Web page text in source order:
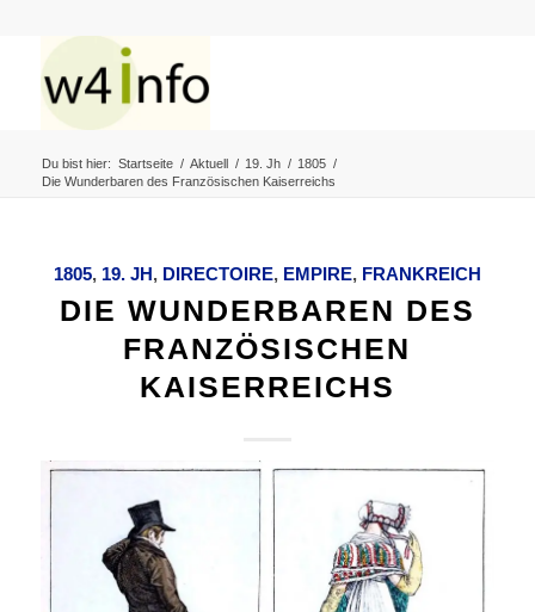
Du bist hier: Startseite / Aktuell / 19. Jh / 1805 /
Die Wunderbaren des Französischen Kaiserreichs
1805, 19. JH, DIRECTOIRE, EMPIRE, FRANKREICH
DIE WUNDERBAREN DES
FRANZÖSISCHEN
KAISERREICHS